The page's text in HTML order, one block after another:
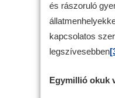
és rászoruló
kapcsolatos
legszívesebben
Egymillió okuk